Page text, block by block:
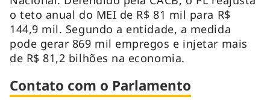
o teto anual do MEI de R$ 81 mil para R$
144,9 mil. Segundo a entidade, a medida
pode gerar 869 mil empregos e injetar mais
de R$ 81,2 bilhões na economia.
Contato com o Parlamento